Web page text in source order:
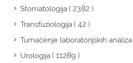
Stomatologija( 2382 )
Transfuziologija( 42 )
Tumačenje laboratorijskih analiza
Urologija( 11289 )